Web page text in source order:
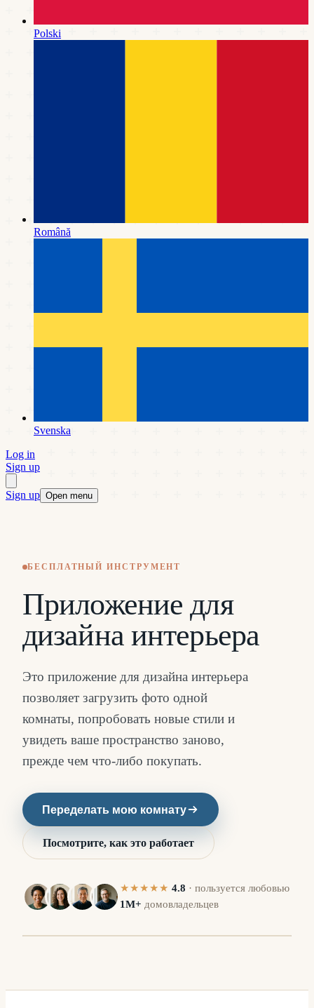
Polski
Română
Svenska
Log in
Sign up
Sign up Open menu
БЕСПЛАТНЫЙ ИНСТРУМЕНТ
Приложение для
дизайна интерьера
Это приложение для дизайна интерьера
позволяет загрузить фото одной
комнаты, попробовать новые стили и
увидеть ваше пространство заново,
прежде чем что-либо покупать.
Переделать мою комнату
Посмотрите, как это работает
★★★★★ 4.8 · пользуется любовью
1M+ домовладельцев
ДО
⇔